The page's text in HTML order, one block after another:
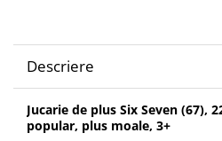
Descriere
Jucarie de plus Six Seven (67),
popular, plus moale, 3+